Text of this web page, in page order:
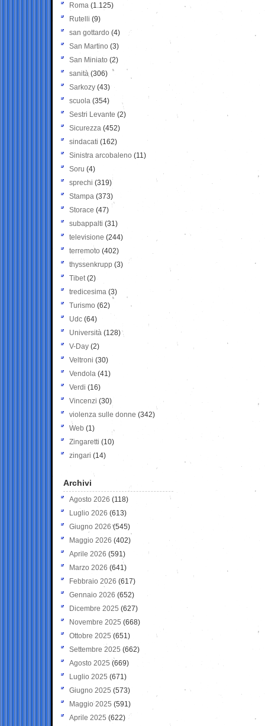
Roma (1.125)
Rutelli (9)
san gottardo (4)
San Martino (3)
San Miniato (2)
sanità (306)
Sarkozy (43)
scuola (354)
Sestri Levante (2)
Sicurezza (452)
sindacati (162)
Sinistra arcobaleno (11)
Soru (4)
sprechi (319)
Stampa (373)
Storace (47)
subappalti (31)
televisione(244)
terremoto (402)
thyssenkrupp (3)
Tibet(2)
tredicesima (3)
Turismo (62)
Udc (64)
Università (128)
V-Day (2)
Veltroni (30)
Vendola (41)
Verdi (16)
Vincenzi (30)
violenza sulle donne (342)
Web (1)
Zingaretti (10)
zingari (14)
Archivi
Agosto 2026 (118)
Luglio 2026 (613)
Giugno 2026 (545)
Maggio 2026 (402)
Aprile 2026 (591)
Marzo 2026 (641)
Febbraio 2026 (617)
Gennaio 2026 (652)
Dicembre 2025 (627)
Novembre 2025 (668)
Ottobre 2025 (651)
Settembre 2025 (662)
Agosto 2025 (669)
Luglio 2025 (671)
Giugno 2025 (573)
Maggio 2025 (591)
Aprile 2025 (622)